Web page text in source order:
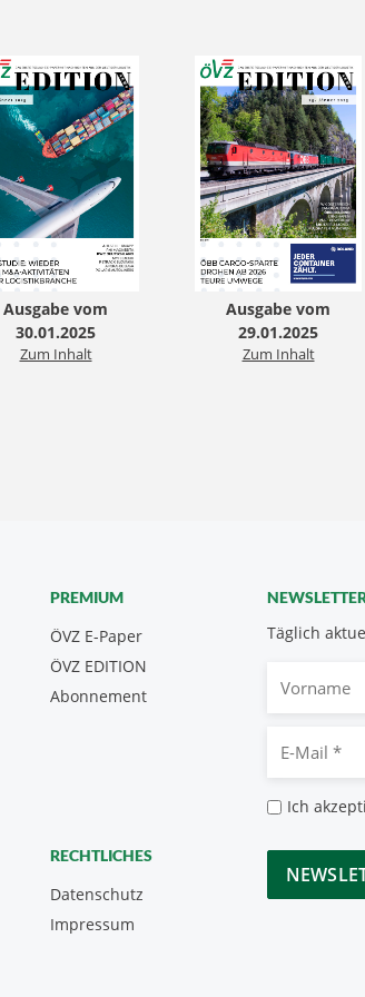
Ausgabe vom
30.01.2025
Zum Inhalt
Ausgabe vom
29.01.2025
Zum Inhalt
Täglich
Mail
Ich
CAPTCHA
PREMIUM
ÖVZ E-Paper
Abonnement
ÖVZ EDITION
RECHTLICHES
Datenschutz
Impressum